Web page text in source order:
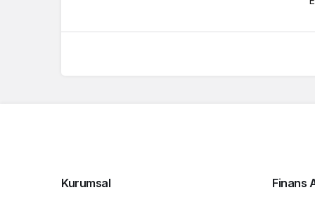
Kurumsal Finans